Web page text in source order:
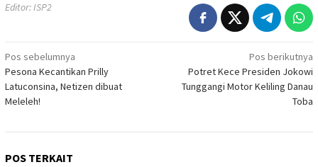
Editor: ISP2
Navigasi
pos
Pos sebelumnya
Pesona Kecantikan Prilly
Latuconsina, Netizen dibuat
Meleleh!
Pos berikutnya
Potret Kece Presiden Jokowi
Tunggangi Motor Keliling Danau
Toba
POS TERKAIT